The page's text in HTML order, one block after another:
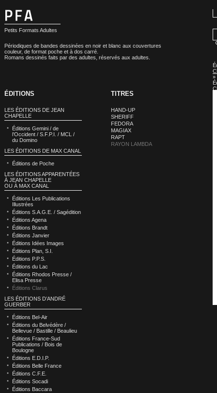
Petits Formats Adultes
Périodiques de bandes dessinées en noir et blanc aux couvertures
couleur, de format poche et à dos carré.
Romans dessinés faits par des adultes, réservés aux adultes.
»
ÉDITIONS
LES ÉDITIONS DE JEAN
CHAPELLE
Éditions Gemini / de
l’Occident / S.F.P.I. / MCL /
du Domino
LES ÉDITIONS DE MAX CANAL
Éditions de Poche
LES ÉDITIONS APPARENTÉES
À JEAN CHAPELLE
OU À MAX CANAL
Éditions Les Publications
Illustrées
Éditions S.A.G.E. / Sagédition
Éditions Agena
Éditions Brandt
Éditions Janvier
Éditions Idées Images
Éditions Plan, S.I.
Éditions P.P.S.
Éditions du Lac
Éditions Rhodos Presse /
Elisa Presse
Éditions Clarus
LES ÉDITIONS D’ANDRÉ
GUERBER
Éditions Bel-Air
Éditions du Belvédère /
Bellevue / Bastille / Beaulieu
Éditions France-Sud
Publications / Bois de
Boulogne
Éditions E.D.I.P.
Éditions Belle France
Éditions C.F.E.
Éditions Socadi
Éditions Baccara
TITRES
HAND-UP
SHERIFF
FEDORA
MAGIAX
RAPT
RAYON LAMBDA